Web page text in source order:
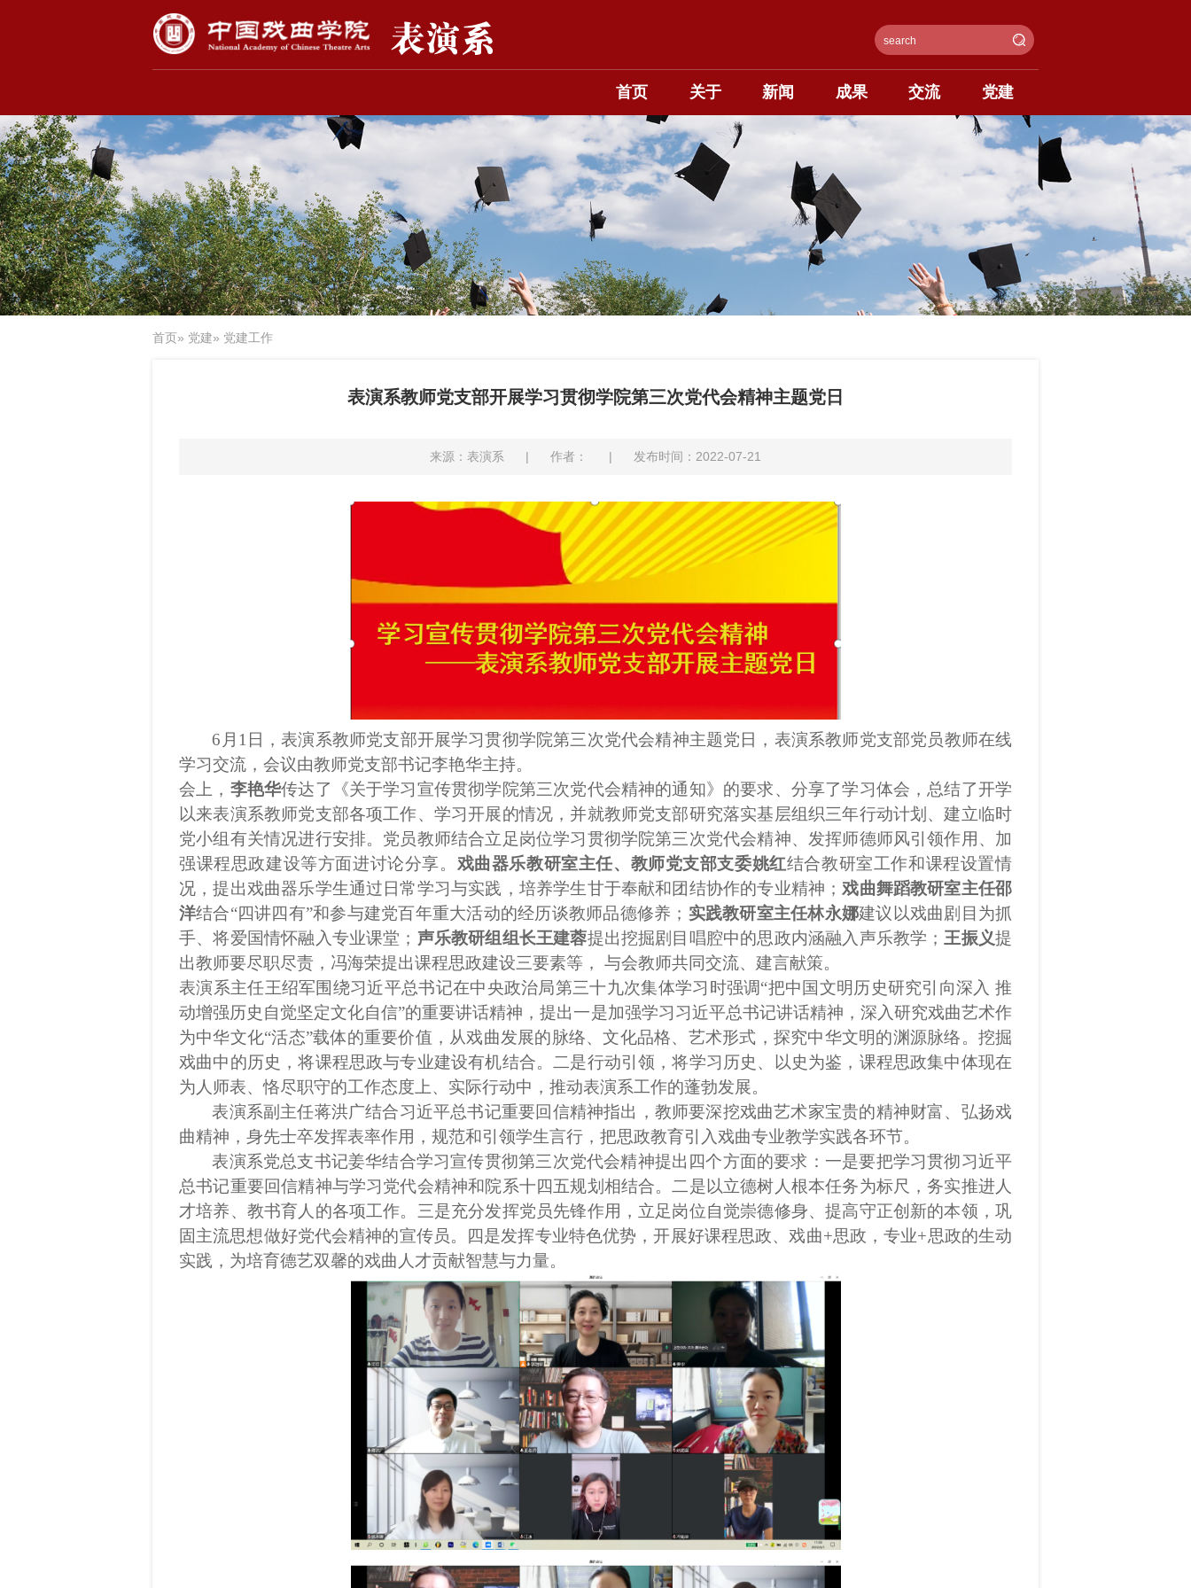
首页 关于 新闻 成果 交流 党建
首页» 党建» 党建工作
表演系教师党支部开展学习贯彻学院第三次党代会精神主题党日
来源：表演系 | 作者： | 发布时间：2022-07-21
6 月 1 日 ，表演系教师党支部开展学习贯彻学院第三次党代会精神主题党日 ，表演系教师党支部党员教师在线
学习交流， 会议由教师党支部书记李艳华主持。
会上， 李艳华传达了《关于学习宣传贯彻学院第三次党代会精神的通知》的要求、分享了学习体会，总结了开学
以来表演系教师党支部各项工作、学习开展的情况，并就教师党支部研究落实基层组织三年行动计划、建立临时
党小组有关情况进行安排。党员教师结合立足岗位学习贯彻学院第三次党代会精神、发挥师德师风引领作用、加
强课程思政建设等方面进讨论分享。 戏曲器乐教研室主任、教师党支部支委姚红结合教研室工作和课程设置情
况，提出戏曲器乐学生通过日常学习与实践，培养学生甘于奉献和团结协作的专业精神； 戏曲舞蹈教研室主任邵
洋结合“四讲四有”和参与建党百年重大活动的经历谈教师品德修养； 实践教研室主任林永娜建议以戏曲剧目为抓
手、将爱国情怀融入专业课堂； 声乐教研组组长王建蓉提出挖掘剧目唱腔中的思政内涵融入声乐教学； 王振义提
出教师要尽职尽责，冯海荣提出课程思政建设三要素等，
与会教师共同交流、建言献策。
表演系主任王绍军围绕习近平总书记在中央政治局第三十九次集体学习时强调“把中国文明历史研究引向深入 推
动增强历史自觉坚定文化自信”的重要讲话精神，提出一是加强学习习近平总书记讲话精神，深入研究戏曲艺术作
为中华文化“活态”载体的重要价值， 从戏曲发展的脉络、文化品格、艺术形式，探究中华文明的渊源脉络。挖掘
戏曲中的历史，将课程思政与专业建设有机结合。 二是行动引领，将学习历史、以史为鉴， 课程思政集中体现在
为人师表、恪尽职守的工作态度 上、 实际行动中 ， 推动表演系工作的蓬勃发展。
表演系副主任蒋洪广结合习近平总书记重要回信精神指出， 教师要深挖戏曲艺术家宝贵的精神财富、弘扬戏
曲精神，身先士卒发挥表率作用，规范和引领学生言行，把思政教育引入戏曲专业教学实践各环节。
表演系党总支书记姜华结合学习宣传贯彻第三次党代会精神提出四个方面的要求： 一是要把学习贯彻习近平
总书记重要回信精神与学习党代会精神和院系十四五规划相结合。二是以立德树人根本任务为标尺，务实推进人
才培养、教书育人的各项工作。三是充分发挥党员先锋作用，立足岗位自觉崇德修身、提高守正创新的本领， 巩
固主流思想做好党代会精神的宣传员。四是发挥专业特色优势，开展好课程思政、戏曲+思政，专业+思政的生动
实践，为培育德艺双馨的戏曲人才贡献智慧与力量。